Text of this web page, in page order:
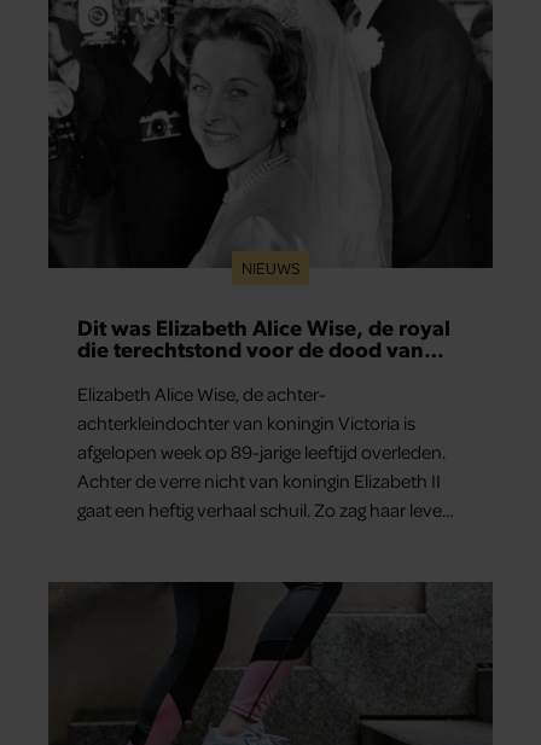
NIEUWS
Dit was Elizabeth Alice Wise, de royal
die terechtstond voor de dood van
Elizabeth Alice Wise, de achter-
achterkleindochter van koningin Victoria is
afgelopen week op 89-jarige leeftijd overleden.
Achter de verre nicht van koningin Elizabeth II
gaat een heftig verhaal schuil. Zo zag haar leven